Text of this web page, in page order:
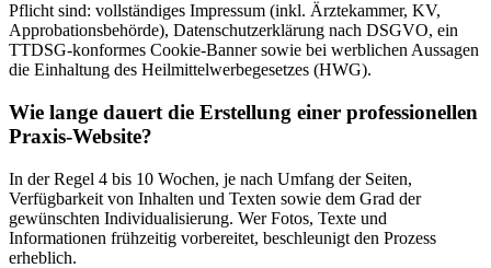
Pflicht sind: vollständiges Impressum (inkl. Ärztekammer, KV,
Approbationsbehörde), Datenschutzerklärung nach DSGVO, ein
TTDSG-konformes Cookie-Banner sowie bei werblichen Aussagen
die Einhaltung des Heilmittelwerbegesetzes (HWG).
Wie lange dauert die Erstellung einer professionellen
Praxis-Website?
In der Regel 4 bis 10 Wochen, je nach Umfang der Seiten,
Verfügbarkeit von Inhalten und Texten sowie dem Grad der
gewünschten Individualisierung. Wer Fotos, Texte und
Informationen frühzeitig vorbereitet, beschleunigt den Prozess
erheblich.